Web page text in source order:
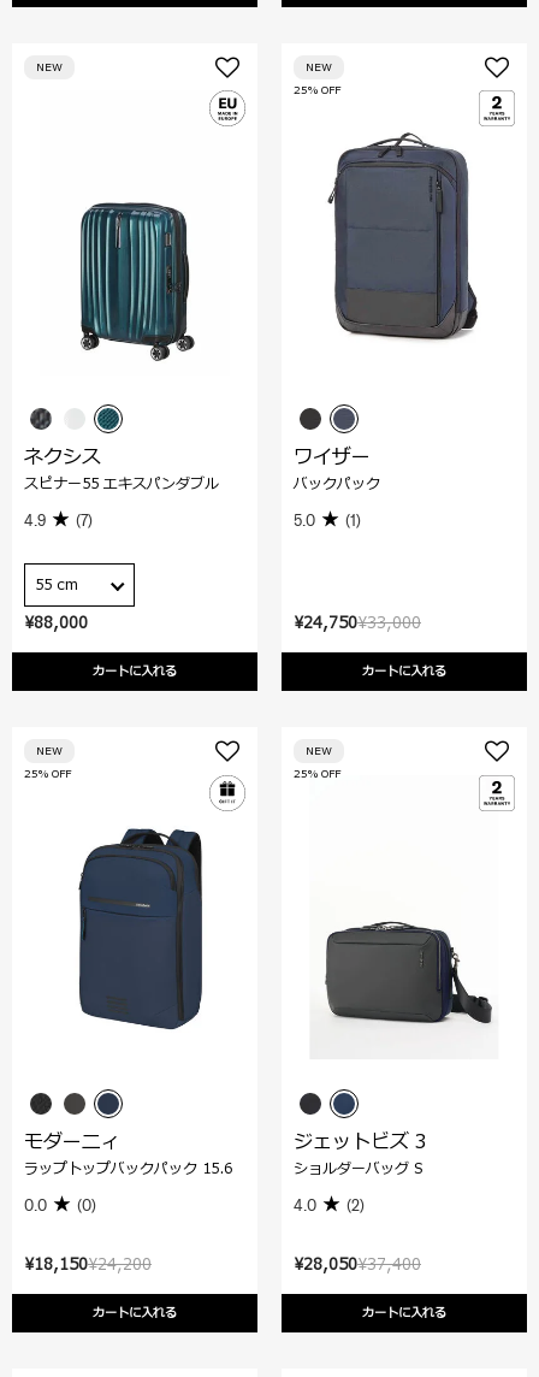
¥88,000
カートに入れる
NEW
ネクシス
スピナー55 エキスパンダブル
4.9 (7)
55 cm
¥33,000
¥24,750
カートに入れる
25% OFF
NEW
ワイザー
バックパック
5.0 (1)
¥24,200
¥18,150
カートに入れる
25% OFF
NEW
モダーニィ
ラップトップバックパック 15.6
0.0 (0)
¥37,400
¥28,050
カートに入れる
25% OFF
NEW
ジェットビズ 3
ショルダーバッグ S
4.0 (2)